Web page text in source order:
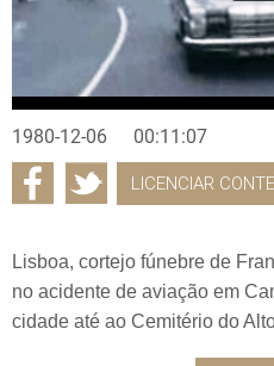
1980-12-06 00:11:07
LICENCIAR
Lisboa, cortejo fúnebre de
no acidente de aviação em
cidade até ao Cemitério do